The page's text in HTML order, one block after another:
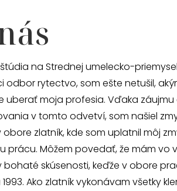
na Strednej umelecko-
odbor rytectvo, som ešte netušil,
uberať moja profesia. Vďaka záujmu
v tomto odvetví, som našiel
zlatník, kde som uplatnil môj
prácu. Môžem povedať, že mám vo
bohaté skúsenosti, keďže v obore
Ako zlatník vykonávam všetky